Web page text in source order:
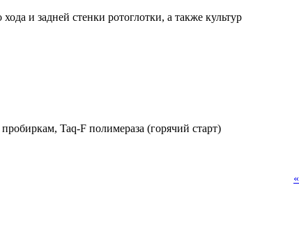
и задней стенки ротоглотки, а также культур